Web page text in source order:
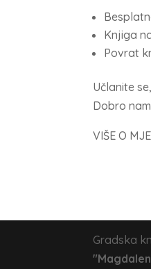
Knjiga
Povrat
Učlanite
Dobro
VIŠE O
Gradska